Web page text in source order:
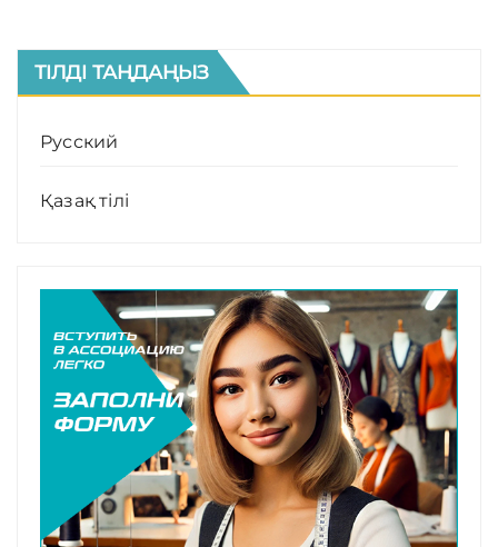
ТІЛДІ ТАҢДАҢЫЗ
Русский
Қазақ тілі